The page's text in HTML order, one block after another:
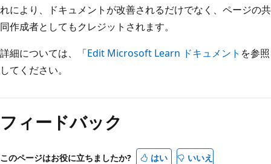
れにより、ドキュメントが改善されるだけでなく、ページの共
同作成者としてもクレジットされます。
詳細については、「Edit Microsoft Learn ドキュメント を参照
してください。
フィードバック
このページはお役に立ちましたか? はい いいえ